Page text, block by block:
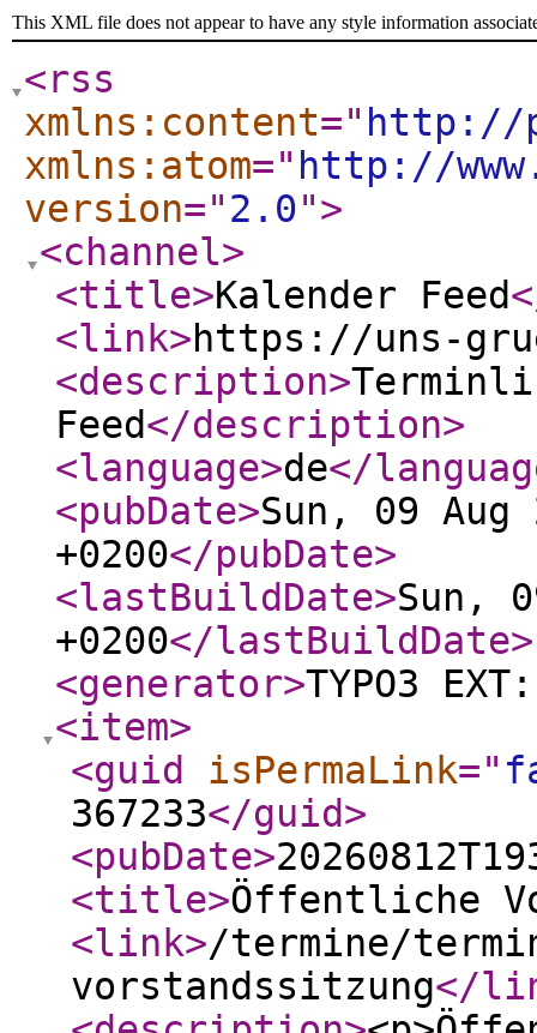
This XML file does not appear to have any style information
<rss
xmlns:content=" http://
xmlns:atom=" http://
version="2.0">
<channel>
<title>Kalender Feed
<link>https://uns-
<description>
Feed</description>
<language>de</
<pubDate>Sun, 09 Aug
+0200</pubDate>
<lastBuildDate>Sun,
+0200</lastBuildDate>
<generator>TYPO3
<item>
<guid
isPermaLink="
367233</guid>
<pubDate>
<title>Öffentliche
<link>/termine/
vorstandssitzung</